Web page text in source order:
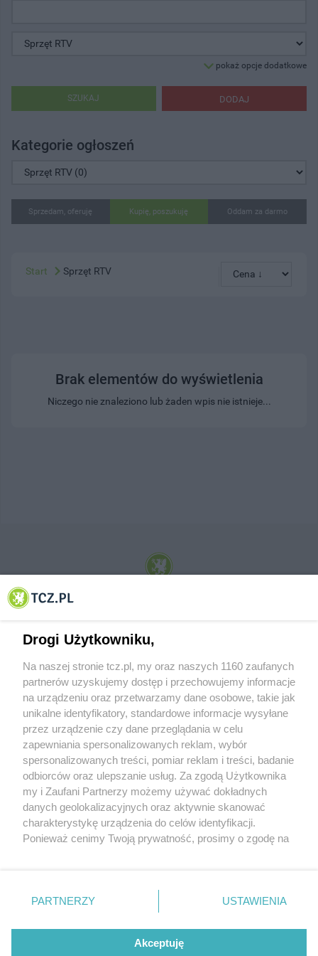
pokaż opcje dodatkowe
DODAJ
SZUKAJ
Kategorie ogłoszeń
Sprzedam, oferuję Kupię, poszukuję Oddam za darmo
Start Sprzęt RTV
Brak elementów do wyświetlenia
Niczego nie znaleziono lub żaden wpis nie istnieje...
© 2001-2026 Tczew - TCZ.PL Sp. z o.o. Internetowy Serwis Informacyjny Miasta
O FIRMIE POLITYKA PRYWATNOŚCI HOSTING
REKLAMA WSPÓŁPRACA RSS FACEBOOK KONTAKT
Nasze serwisy
Aktualności
Tcz24
Historia miasta
Muzyka i kultura
Archiwum wydarzeń
Zdjęcia miasta
Drogi Użytkowniku,
Na naszej stronie tcz.pl, my oraz naszych 1160 zaufanych
partnerów uzyskujemy dostęp i przechowujemy informacje
na urządzeniu oraz przetwarzamy dane osobowe, takie jak
unikalne identyfikatory, standardowe informacje wysyłane
przez urządzenie czy dane przeglądania w celu
zapewniania spersonalizowanych reklam, wybór
spersonalizowanych treści, pomiar reklam i treści, badanie
odbiorców oraz ulepszanie usług. Za zgodą Użytkownika
my i Zaufani Partnerzy możemy używać dokładnych
danych geolokalizacyjnych oraz aktywnie skanować
charakterystykę urządzenia do celów identyfikacji.
Ponieważ cenimy Twoją prywatność, prosimy o zgodę na
znajdujący się w lewym dolnym rogu strony
. Niektóre
przetwarzaniu. Preferencje będą miały zastosowania tylko
PARTNERZY USTAWIENIA
Akceptuję